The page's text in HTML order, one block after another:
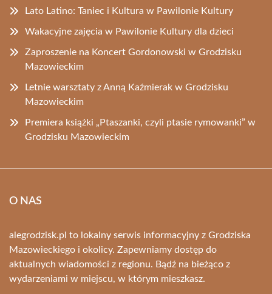
Lato Latino: Taniec i Kultura w Pawilonie Kultury
Wakacyjne zajęcia w Pawilonie Kultury dla dzieci
Zaproszenie na Koncert Gordonowski w Grodzisku
Mazowieckim
Letnie warsztaty z Anną Kaźmierak w Grodzisku
Mazowieckim
Premiera książki „Ptaszanki, czyli ptasie rymowanki” w
Grodzisku Mazowieckim
O NAS
alegrodzisk.pl to lokalny serwis informacyjny z Grodziska
Mazowieckiego i okolicy. Zapewniamy dostęp do
aktualnych wiadomości z regionu. Bądź na bieżąco z
wydarzeniami w miejscu, w którym mieszkasz.